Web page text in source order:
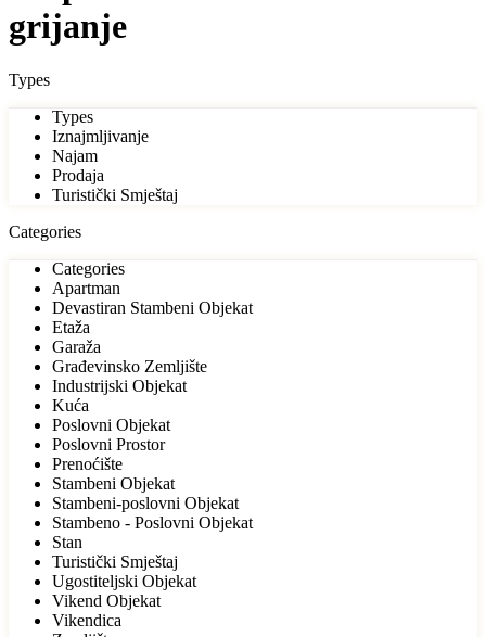
grijanje
Types
Types
Iznajmljivanje
Najam
Prodaja
Turistički Smještaj
Categories
Categories
Apartman
Devastiran Stambeni Objekat
Etaža
Garaža
Građevinsko Zemljište
Industrijski Objekat
Kuća
Poslovni Objekat
Poslovni Prostor
Prenoćište
Stambeni Objekat
Stambeni-poslovni Objekat
Stambeno - Poslovni Objekat
Stan
Turistički Smještaj
Ugostiteljski Objekat
Vikend Objekat
Vikendica